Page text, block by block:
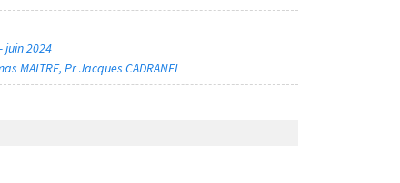
juin 2024
MAITRE Pr Jacques CADRANEL